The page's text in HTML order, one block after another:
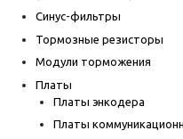
Синус-фильтры
Тормозные резисторы
Модули торможения
Платы
Платы энкодера
Платы